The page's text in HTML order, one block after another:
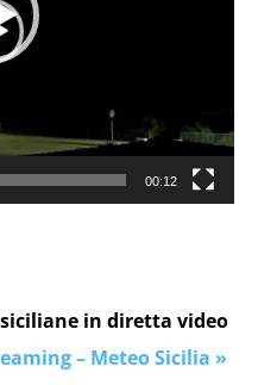
00:12
in diretta video
– Meteo Sicilia »